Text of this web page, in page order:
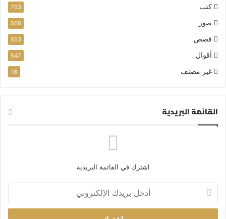
كتب 763
صور 566
قصص 553
أقوال 547
غير مصنف 18
القائمة البريدية
اشترك في القائمة البريدية
خ